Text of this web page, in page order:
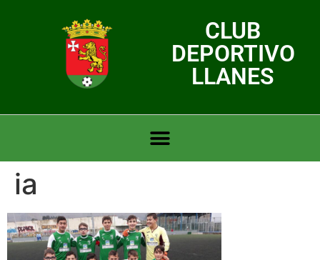
CLUB
DEPORTIVO
LLANES
ia